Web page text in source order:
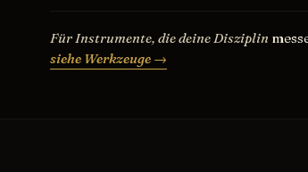
Für Instrumente, die deine Disziplin
siehe Werkzeuge →